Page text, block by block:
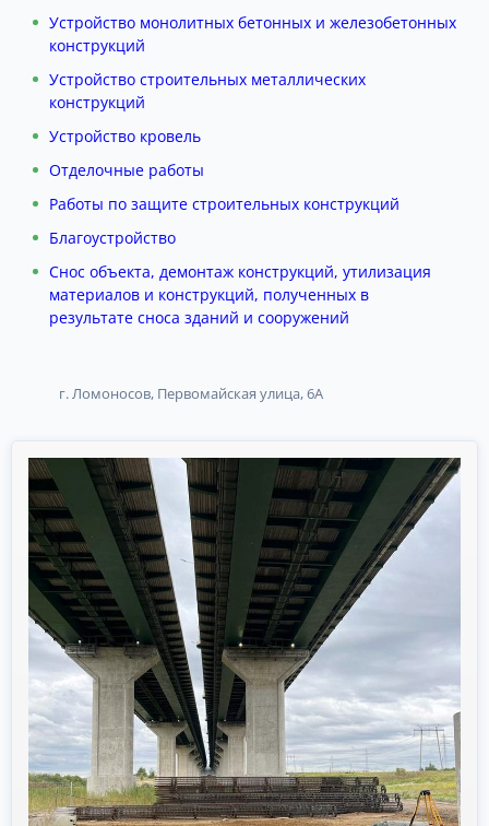
Устройство монолитных бетонных и железобетонных
конструкций
Устройство строительных металлических
конструкций
Устройство кровель
Отделочные работы
Работы по защите строительных конструкций
Благоустройство
Снос объекта, демонтаж конструкций, утилизация
материалов и конструкций, полученных в
результате сноса зданий и сооружений
г. Ломоносов, Первомайская улица, 6А